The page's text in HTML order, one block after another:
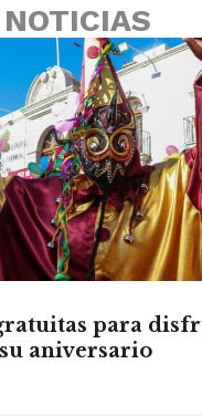
para
aniversario